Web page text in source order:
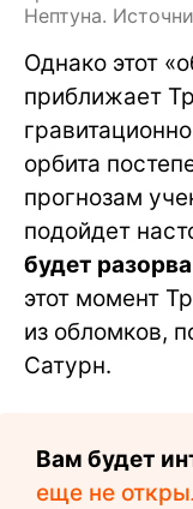
Нептуна.
Однако этот
приближает
орбита
прогнозам
подойдет
будет
этот момент
из обломков,
Сатурн.
Вам будет
еще не